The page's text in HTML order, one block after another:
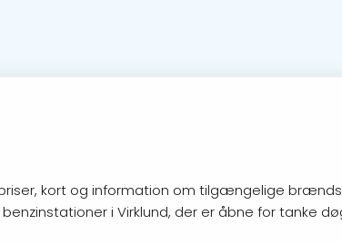
kort og information om tilgængelige
i Virklund, der er åbne for tanke